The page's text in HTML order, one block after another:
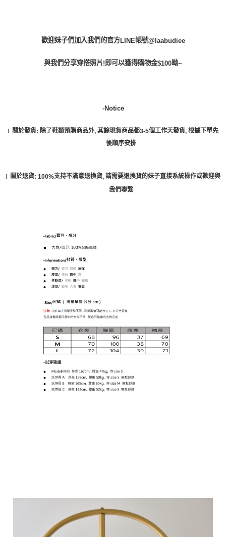
歡迎妹子們加入我們的官方LINE帳號@laabudiee
與我們分享穿搭照片 !即可以獲得購物金$100呦~
-Notice
l 關於發貨: 除了鞋類預購商品外, 其餘現貨商品都3-5個工作天發貨, 根據下單先
後順序安排
l 關於退貨: 100%支持不滿意退換貨, 請需要退換貨的妹子直接系統操作或歡迎與
我們聯繫